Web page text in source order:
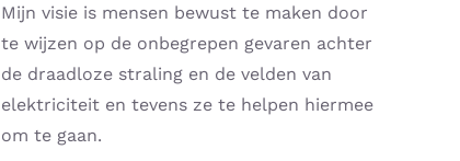
Mijn visie is mensen bewust te maken door
te wijzen op de onbegrepen gevaren achter
de draadloze straling en de velden van
elektriciteit en tevens ze te helpen hiermee
om te gaan.